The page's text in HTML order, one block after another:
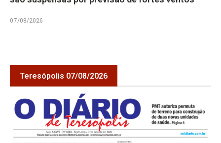
07/08/2026
Teresópolis 07/08/2026